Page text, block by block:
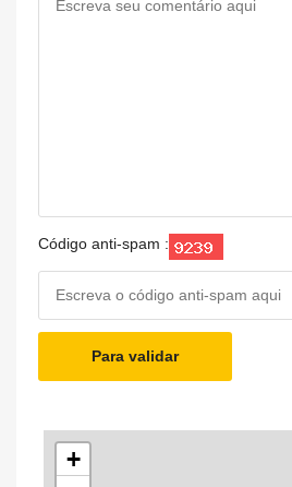
Código anti-spam :
Para validar
+